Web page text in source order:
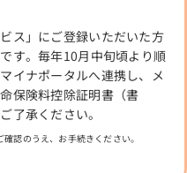
ス」にご登録いただいた方
す。毎年10月中旬頃より順
イナポータルへ連携し、メ
保険料控除証明書（書
了承ください。
確認のうえ、お手続きください。